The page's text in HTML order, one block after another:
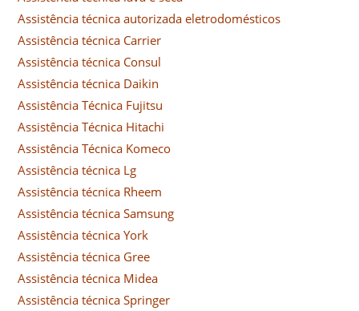
Assistência técnica autorizada eletrodomésticos
Assistência técnica Carrier
Assistência técnica Consul
Assistência técnica Daikin
Assistência Técnica Fujitsu
Assistência Técnica Hitachi
Assistência Técnica Komeco
Assistência técnica Lg
Assistência técnica Rheem
Assistência técnica Samsung
Assistência técnica York
Assistência técnica Gree
Assistência técnica Midea
Assistência técnica Springer